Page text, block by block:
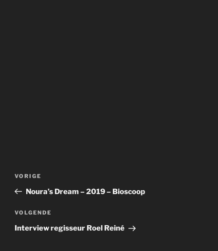
Vorig
bericht
VORIGE
Noura’s Dream – 2019 – Bioscoop
Volgend
bericht
VOLGENDE
Interview regisseur Roel Reiné